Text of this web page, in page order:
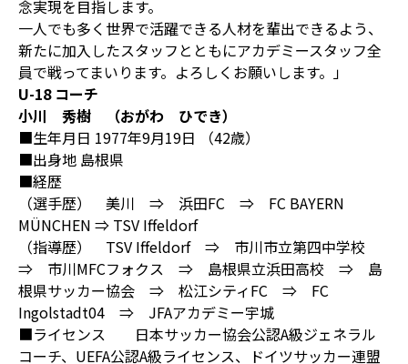
念実現を目指します。
一人でも多く世界で活躍できる人材を輩出できるよう、
新たに加入したスタッフとともにアカデミースタッフ全
員で戦ってまいります。よろしくお願いします。」
U-18 コーチ
小川 秀樹 （おがわ ひでき）
■生年月日 1977年9月19日 （42歳）
■出身地 島根県
■経歴
（選手歴） 美川 ⇒ 浜田FC ⇒ FC BAYERN
MÜNCHEN ⇒ TSV Iffeldorf
（指導歴） TSV Iffeldorf ⇒ 市川市立第四中学校
⇒ 市川MFCフォクス ⇒ 島根県立浜田高校 ⇒ 島
根県サッカー協会 ⇒ 松江シティFC ⇒ FC
Ingolstadt04 ⇒ JFAアカデミー宇城
■ライセンス 日本サッカー協会公認A級ジェネラル
コーチ、UEFA公認A級ライセンス、ドイツサッカー連盟